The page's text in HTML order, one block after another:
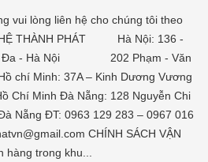
vui lòng liên hệ cho chúng tôi theo
THÀNH PHÁT Hà Nội: 136 -
Đa - Hà Nội 202 Phạm - Văn
chí Minh: 37A – Kinh Dương Vương
Chí Minh Đà Nẵng: 128 Nguyễn Chi
Nẵng ĐT: 0963 129 283 – 0967 016
CHÍNH SÁCH VẬN
hàng trong khu...